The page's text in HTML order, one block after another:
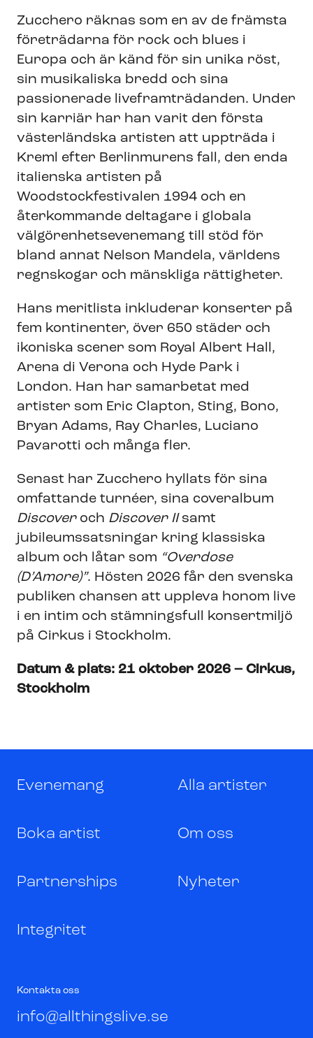
Zucchero räknas som en av de främsta
företrädarna för rock och blues i
Europa och är känd för sin unika röst,
sin musikaliska bredd och sina
passionerade liveframträdanden. Under
sin karriär har han varit den första
västerländska artisten att uppträda i
Kreml efter Berlinmurens fall, den enda
italienska artisten på
Woodstockfestivalen 1994 och en
återkommande deltagare i globala
välgörenhetsevenemang till stöd för
bland annat Nelson Mandela, världens
regnskogar och mänskliga rättigheter.
Hans meritlista inkluderar konserter på
fem kontinenter, över 650 städer och
ikoniska scener som Royal Albert Hall,
Arena di Verona och Hyde Park i
London. Han har samarbetat med
artister som Eric Clapton, Sting, Bono,
Bryan Adams, Ray Charles, Luciano
Pavarotti och många fler.
Senast har Zucchero hyllats för sina
omfattande turnéer, sina coveralbum
Discoveroch Discover IIsamt
jubileumssatsningar kring klassiska
album och låtar som “Overdose
(D’Amore)”. Hösten 2026 får den svenska
publiken chansen att uppleva honom live
i en intim och stämningsfull konsertmiljö
på Cirkus i Stockholm.
Datum & plats: 21 oktober 2026 – Cirkus,
Stockholm
Evenemang Alla artister
Boka artist Om oss
Partnerships Nyheter
Integritet
Kontakta oss
info@allthingslive.se